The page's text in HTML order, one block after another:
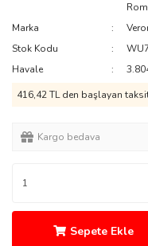
Marka
Stok Kodu
Havale
416,42 TL den başlayan
Kargo bedava
Sepete Ekle